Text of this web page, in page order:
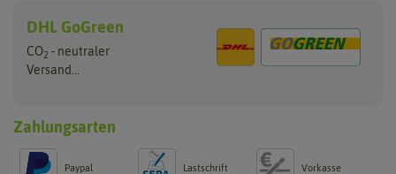
DHL GoGreen
CO2 - neutraler
Versand...
Zahlungsarten
Paypal Lastschrift Vorkasse